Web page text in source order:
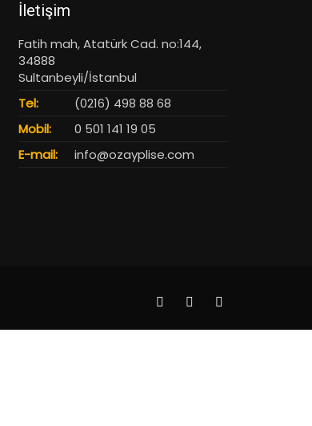
İletişim
Fatih mah, Atatürk Cad. no:144,
34888
Sultanbeyli/İstanbul
Tel:
(0216) 498 88 68
Mobil:
0 501 141 19 05
E-mail:
info@ozayplise.com